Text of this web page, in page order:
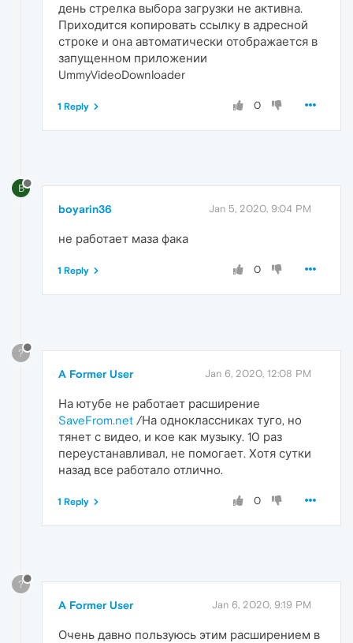
день стрелка выбора загрузки не активна.
Приходится копировать ссылку в адресной
строке и она автоматически отображается в
запущенном приложении
UmmyVideoDownloader
0
1 Reply
B
boyarin36 Jan 5, 2020, 9:04 PM
не работает маза фака
0
1 Reply
?
A Former User Jan 6, 2020, 12:08 PM
На ютубе не работает расширение
SaveFrom.net /На одноклассниках туго, но
тянет с видео, и кое как музыку. 10 раз
переустанавливал, не помогает. Хотя сутки
назад все работало отлично.
0
1 Reply
?
A Former User Jan 6, 2020, 9:19 PM
Очень давно пользуюсь этим расширением в